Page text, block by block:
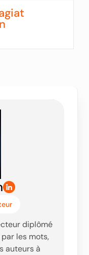
diplômé
les mots,
auteurs à